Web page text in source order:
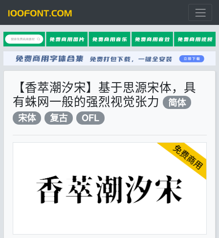
【香萃潮汐宋】基于思源宋体，具
有蛛网一般的强烈视觉张力
简体
宋体
复古 OFL